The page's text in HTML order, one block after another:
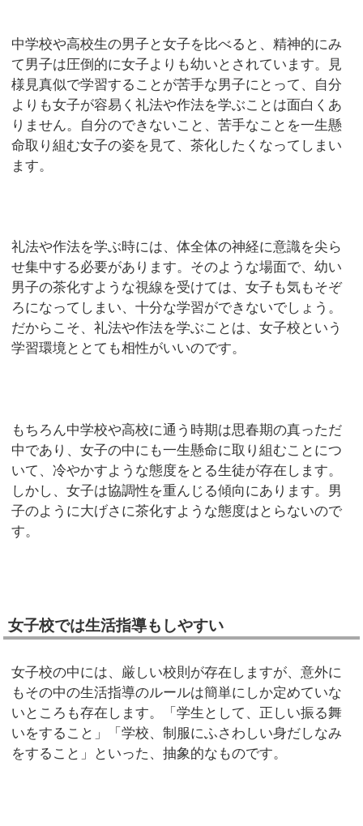
中学校や高校生の男子と女子を比べると、精神的にみ
て男子は圧倒的に女子よりも幼いとされています。見
様見真似で学習することが苦手な男子にとって、自分
よりも女子が容易く礼法や作法を学ぶことは面白くあ
りません。自分のできないこと、苦手なことを一生懸
命取り組む女子の姿を見て、茶化したくなってしまい
ます。
礼法や作法を学ぶ時には、体全体の神経に意識を尖ら
せ集中する必要があります。そのような場面で、幼い
男子の茶化すような視線を受けては、女子も気もそぞ
ろになってしまい、十分な学習ができないでしょう。
だからこそ、礼法や作法を学ぶことは、女子校という
学習環境ととても相性がいいのです。
もちろん中学校や高校に通う時期は思春期の真っただ
中であり、女子の中にも一生懸命に取り組むことにつ
いて、冷やかすような態度をとる生徒が存在します。
しかし、女子は協調性を重んじる傾向にあります。男
子のように大げさに茶化すような態度はとらないので
す。
女子校では生活指導もしやすい
女子校の中には、厳しい校則が存在しますが、意外に
もその中の生活指導のルールは簡単にしか定めていな
いところも存在します。「学生として、正しい振る舞
いをすること」「学校、制服にふさわしい身だしなみ
をすること」といった、抽象的なものです。